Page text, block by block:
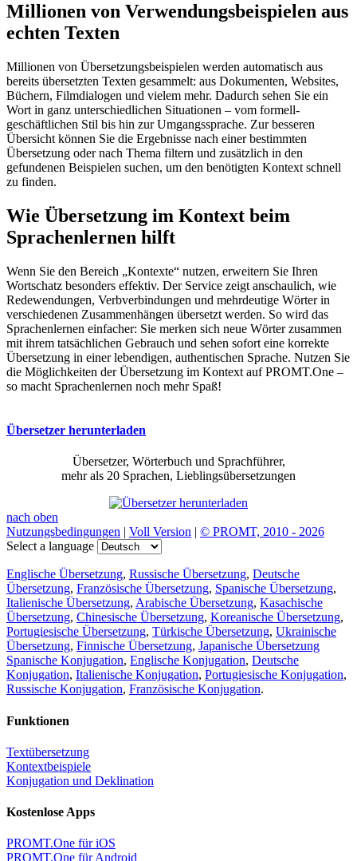
Millionen von Verwendungsbeispielen aus
echten Texten
Millionen von Übersetzungsbeispielen werden automatisch aus
bereits übersetzten Texten gesammelt: aus Dokumenten, Websites,
Büchern, Filmdialogen und vielem mehr. Dadurch sehen Sie ein
Wort in ganz unterschiedlichen Situationen – vom formell-
geschäftlichen Stil bis hin zur Umgangssprache. Zur besseren
Übersicht können Sie die Ergebnisse nach einer bestimmten
Übersetzung oder nach Thema filtern und zusätzlich in den
gefundenen Beispielen suchen, um den benötigten Kontext schnell
zu finden.
Wie Übersetzung im Kontext beim
Sprachenlernen hilft
Wenn Sie den Bereich „Kontexte“ nutzen, erweitern Sie Ihren
Wortschatz besonders effektiv. Der Service zeigt anschaulich, wie
Redewendungen, Verbverbindungen und mehrdeutige Wörter in
verschiedenen Zusammenhängen übersetzt werden. So wird das
Sprachenlernen einfacher: Sie merken sich neue Wörter zusammen
mit ihrem tatsächlichen Gebrauch und sehen sofort eine korrekte
Übersetzung in einer lebendigen, authentischen Sprache. Nutzen Sie
die Möglichkeiten der Übersetzung im Kontext auf PROMT.One –
so macht Sprachenlernen noch mehr Spaß!
Übersetzer herunterladen
Übersetzer, Wörterbuch und Sprachführer,
mehr als 20 Sprachen, Lieblingsübersetzungen
nach oben
Nutzungsbedingungen | Voll Version | © PROMT, 2010 - 2026
Select a language
Englische Übersetzung, Russische Übersetzung, Deutsche
Übersetzung, Französische Übersetzung, Spanische Übersetzung,
Italienische Übersetzung, Arabische Übersetzung, Kasachische
Übersetzung, Chinesische Übersetzung, Koreanische Übersetzung,
Portugiesische Übersetzung, Türkische Übersetzung, Ukrainische
Übersetzung, Finnische Übersetzung, Japanische Übersetzung
Spanische Konjugation, Englische Konjugation, Deutsche
Konjugation, Italienische Konjugation, Portugiesische Konjugation,
Russische Konjugation, Französische Konjugation.
Funktionen
Textübersetzung
Kontextbeispiele
Konjugation und Deklination
Kostenlose Apps
PROMT.One für iOS
PROMT.One für Android